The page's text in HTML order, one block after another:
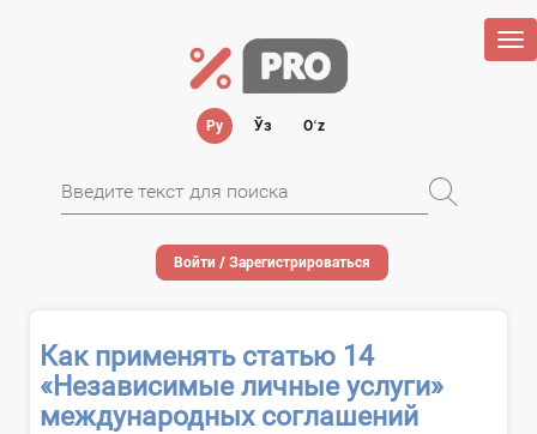
Ру Ўз Oʻz
Войти / Зарегистрироваться
Как применять статью 14
«Независимые личные услуги»
международных соглашений